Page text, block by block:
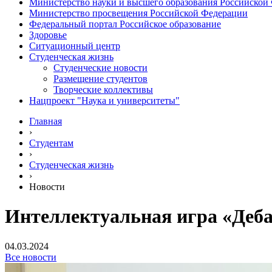
Министерство науки и высшего образования
Министерство просвещения Российской Федерации
Федеральный портал Российское образование
Здоровье
Ситуационный центр
Студенческая жизнь
Студенческие новости
Размещение студентов
Творческие коллективы
Нацпроект "Наука и университеты"
Главная
›
Студентам
›
Студенческая жизнь
›
Новости
Интеллектуальная игра
04.03.2024
Все новости